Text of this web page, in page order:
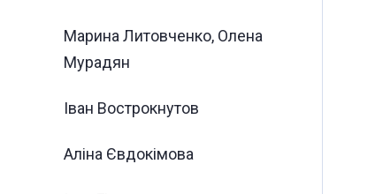
Марина Литовченко, Олена
Мурадян
Іван Вострокнутов
Аліна Євдокімова